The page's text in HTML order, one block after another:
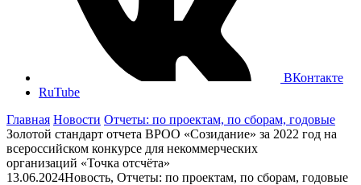
ВКонтакте
RuTube
Главная Новости Отчеты: по проектам, по сборам, годовые
Золотой стандарт отчета ВРОО «Созидание» за 2022 год на
всероссийском конкурсе для некоммерческих
организаций «Точка отсчёта»
13.06.2024Новость, Отчеты: по проектам, по сборам, годовые